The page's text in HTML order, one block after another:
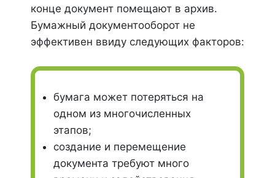
конце документ помещают в архив.
Бумажный документооборот не
эффективен ввиду следующих факторов:
бумага может потеряться на
одном из многочисленных
этапов;
создание и перемещение
документа требуют много